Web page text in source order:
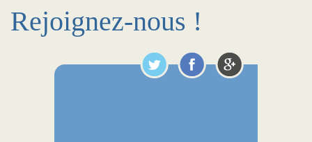
Rejoignez-nous !